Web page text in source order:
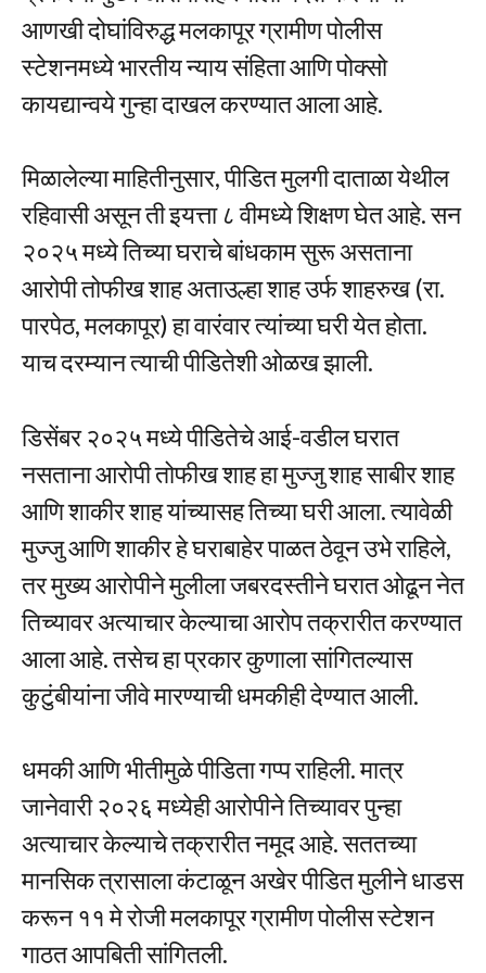
आणखी दोघांविरुद्ध मलकापूर ग्रामीण पोलीस
स्टेशनमध्ये भारतीय न्याय संहिता आणि पोक्सो
कायद्यान्वये गुन्हा दाखल करण्यात आला आहे.
मिळालेल्या माहितीनुसार, पीडित मुलगी दाताळा येथील
रहिवासी असून ती इयत्ता ८ वीमध्ये शिक्षण घेत आहे. सन
२०२५ मध्ये तिच्या घराचे बांधकाम सुरू असताना
आरोपी तोफीख शाह अताउल्हा शाह उर्फ शाहरुख (रा.
पारपेठ, मलकापूर) हा वारंवार त्यांच्या घरी येत होता.
याच दरम्यान त्याची पीडितेशी ओळख झाली.
डिसेंबर २०२५ मध्ये पीडितेचे आई-वडील घरात
नसताना आरोपी तोफीख शाह हा मुज्जु शाह साबीर शाह
आणि शाकीर शाह यांच्यासह तिच्या घरी आला. त्यावेळी
मुज्जु आणि शाकीर हे घराबाहेर पाळत ठेवून उभे राहिले,
तर मुख्य आरोपीने मुलीला जबरदस्तीने घरात ओढून नेत
तिच्यावर अत्याचार केल्याचा आरोप तक्रारीत करण्यात
आला आहे. तसेच हा प्रकार कुणाला सांगितल्यास
कुटुंबीयांना जीवे मारण्याची धमकीही देण्यात आली.
धमकी आणि भीतीमुळे पीडिता गप्प राहिली. मात्र
जानेवारी २०२६ मध्येही आरोपीने तिच्यावर पुन्हा
अत्याचार केल्याचे तक्रारीत नमूद आहे. सततच्या
मानसिक त्रासाला कंटाळून अखेर पीडित मुलीने धाडस
करून ११ मे रोजी मलकापूर ग्रामीण पोलीस स्टेशन
गाठत आपबिती सांगितली.